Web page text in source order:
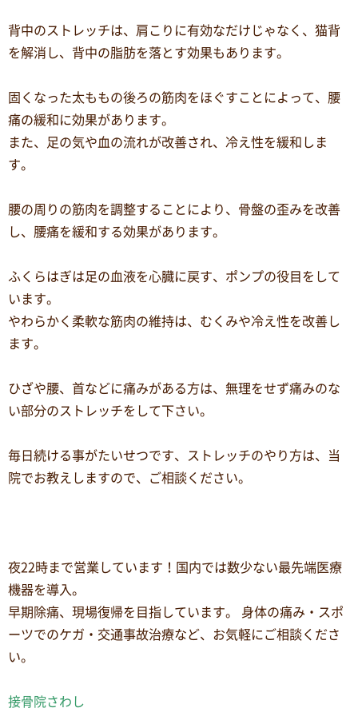
背中のストレッチは、肩こりに有効なだけじゃなく、猫背
を解消し、背中の脂肪を落とす効果もあります。
固くなった太ももの後ろの筋肉をほぐすことによって、腰
痛の緩和に効果があります。
また、足の気や血の流れが改善され、冷え性を緩和しま
す。
腰の周りの筋肉を調整することにより、骨盤の歪みを改善
し、腰痛を緩和する効果があります。
ふくらはぎは足の血液を心臓に戻す、ポンプの役目をして
います。
やわらかく柔軟な筋肉の維持は、むくみや冷え性を改善し
ます。
ひざや腰、首などに痛みがある方は、無理をせず痛みのな
い部分のストレッチをして下さい。
毎日続ける事がたいせつです、ストレッチのやり方は、当
院でお教えしますので、ご相談ください。
夜22時まで営業しています！国内では数少ない最先端医療
機器を導入。
早期除痛、現場復帰を目指しています。 身体の痛み・スポ
ーツでのケガ・交通事故治療など、お気軽にご相談くださ
い。
接骨院さわし